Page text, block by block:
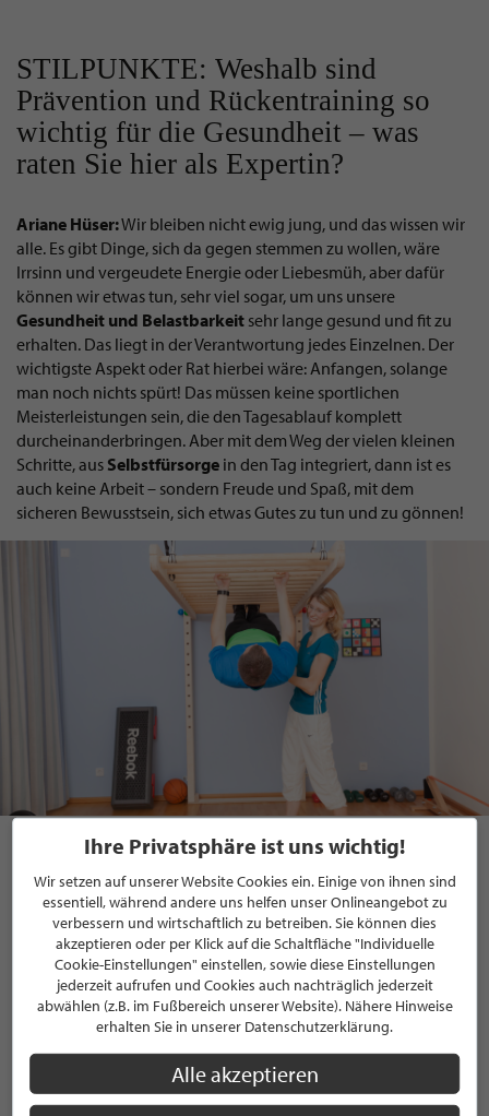
STILPUNKTE: Weshalb sind
Prävention und Rückentraining so
wichtig für die Gesundheit – was
raten Sie hier als Expertin?
Ariane Hüser:Wir bleiben nicht ewig jung, und das wissen wir
alle. Es gibt Dinge, sich da gegen stemmen zu wollen, wäre
Irrsinn und vergeudete Energie oder Liebesmüh, aber dafür
können wir etwas tun, sehr viel sogar, um uns unsere
Gesundheit und Belastbarkeit sehr lange gesund und fit zu
erhalten. Das liegt in der Verantwortung jedes Einzelnen. Der
wichtigste Aspekt oder Rat hierbei wäre: Anfangen, solange
man noch nichts spürt! Das müssen keine sportlichen
Meisterleistungen sein, die den Tagesablauf komplett
durcheinanderbringen. Aber mit dem Weg der vielen kleinen
Schritte, aus Selbstfürsorge in den Tag integriert, dann ist es
auch keine Arbeit – sondern Freude und Spaß, mit dem
sicheren Bewusstsein, sich etwas Gutes zu tun und zu gönnen!
Jeder neue Tag ist eine neue Chance, sich und
seiner
Gesundheit etwas Gutes zu tun!Wir lindern Leiden,
unterstützen bei Fragen und helfen auf dem Weg zu mehr
Beweglichkeit und Lebensqualität! Empathisch, kompetent
und mit ausreichend Zeit –Ihre Privatpraxis für
Physiotherapie Ariane Hüser.
von Andrea Hilscher
Veröffentlicht am 29. Mai 2026
Ihre Privatsphäre ist uns wichtig!
Wir setzen auf unserer Website Cookies ein. Einige von ihnen sind
essentiell, während andere uns helfen unser Onlineangebot zu
verbessern und wirtschaftlich zu betreiben. Sie können dies
akzeptieren oder per Klick auf die Schaltfläche "Individuelle
Cookie-Einstellungen" einstellen, sowie diese Einstellungen
jederzeit aufrufen und Cookies auch nachträglich jederzeit
abwählen (z.B. im Fußbereich unserer Website). Nähere Hinweise
erhalten Sie in unserer Datenschutzerklärung.
Alle akzeptieren